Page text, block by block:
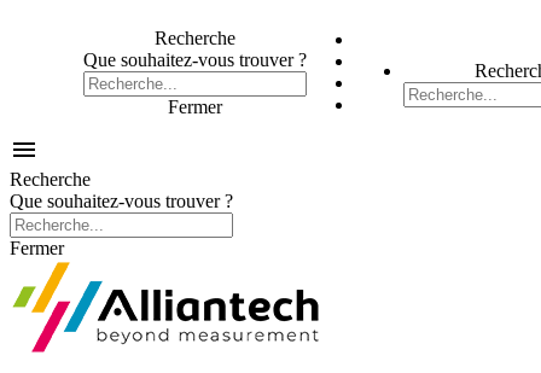
Recherche
Que souhaitez-vous trouver ?
Fermer

Recherche
Que souhaitez-vous trouver ?
Fermer